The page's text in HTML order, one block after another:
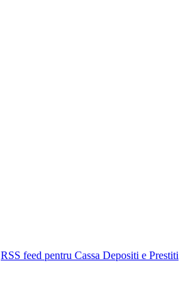
RSS feed pentru Cassa Depositi e Prestiti